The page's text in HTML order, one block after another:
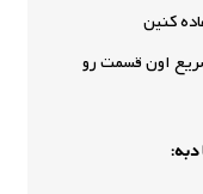
کنین
اون قسمت رو